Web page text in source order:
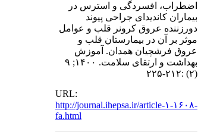
اضطراب، افسردگی و استرس در
بیماران کاندیدای جراحی پیوند
دورزننده عروق کرونر قلب و عوامل
موثر بر آن در بیمارستان قلب و
عروق فرشچیان همدان. آموزش
بهداشت و ارتقای سلامت. ۱۴۰۰; ۹
(۲) :۲۱۲-۲۲۵
URL:
http://journal.ihepsa.ir/article-۱-۱۶۰۸-
fa.html